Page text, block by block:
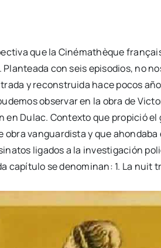
que la Cinémathèque
con seis episodios, no
y reconstruida hace pocos
observar en la obra de
Dulac. Contexto que propició el
vanguardista y que
ligados a la investigación
capítulo se denominan: 1. La nuit